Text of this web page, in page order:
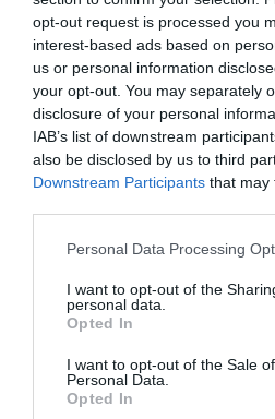
opt-out request is processed you
interest-based ads based on
us or personal information
your opt-out. You may separately
disclosure of your personal
IAB’s list of downstream
also be disclosed by us to third
Downstream Participants that may
Please note that this website/app
not limited to your visit or usage
grant or deny consent to Google
use your data for below specified
consent section.
Personal Data Processing
I want to opt-out of the
personal data.
Opted In
I want to opt-out of the Sale
Personal Data.
Opted In
karfiollal és a burgonyával,
előkészített tálba simítjuk. Az
perc alatt készre sütjük.
A chilit és az ananászt
magokat eltávolítjuk, az
részeket. Az olívaolajat
mindkét oldalát karamellizáljuk
szerint megszórjuk a chilivel.
Munka: kb. 45 perc
Fogyasztható: kb. 1,5 óra múlva
Címkék: recept